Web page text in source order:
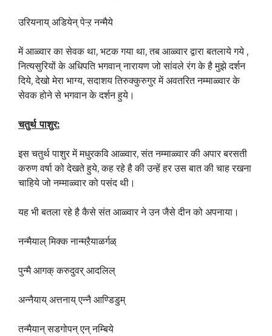
उरियनाय् अडियेन् पेऱ्ऱ नन्मैये
में आळ्वार का सेवक था, भटक गया था, तब आळ्वार द्वारा बतलाये गये ,
नित्यसुरियों के अधिपति भगवान् नारायण जो सांवले रंग के है मुझे दर्शन
दिये, देखो मेरा भाग्य, सदाशय तिरुक्कुरुगुर में अवतरित नम्माळ्वार के
सेवक होने से भगवान के दर्शन हुये।
चतुर्थपाशुर:
इस चतुर्थ पाशुर में मधुरकवि आळ्वार, संत नम्माळ्वार की अपार बरसती
करुण वर्षा को देखते हुये, कह रहे है की उन्हें हर उस बात की चाह रखना
चाहिये जो नम्माळ्वार को पसंद थी।
यह भी बतला रहे है कैसे संत आळ्वार ने उन जैसे दीन को अपनाया।
नन्मैयाल् मिक्क नान्मऱैयाळर्गळ्
पुन्मै आगक् करुदुवर् आदलिल्
अन्नैयाय् अत्तनाय् एन्नै आण्डिडुम्
तन्मैयान् सडगोपन् एन् नम्बिये